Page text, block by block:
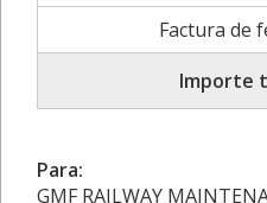
Factura de
Importe
Para:
GMF RAILWAY